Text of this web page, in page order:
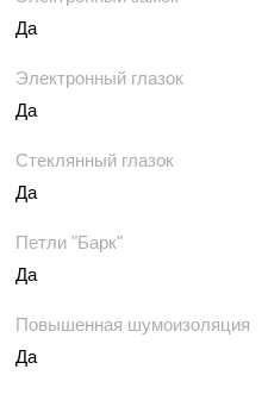
Да
Электронный глазок
Да
Стеклянный глазок
Да
Петли "Барк"
Да
Повышенная шумоизоляция
Да